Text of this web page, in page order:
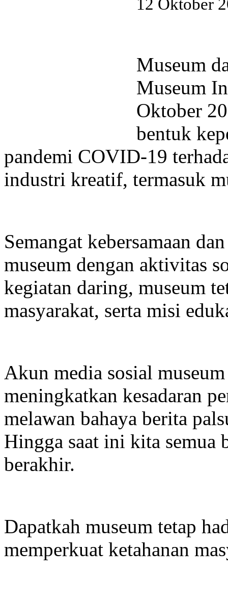
12 Oktober
Museum
Museum
Oktober
bentuk
pandemi COVID-19
industri kreatif, termasuk
Semangat kebersamaan
museum dengan aktivitas
kegiatan daring, museum
masyarakat, serta misi
Akun media sosial
meningkatkan kesadaran
melawan bahaya berita
Hingga saat ini kita semua
berakhir.
Dapatkah museum tetap
memperkuat ketahanan